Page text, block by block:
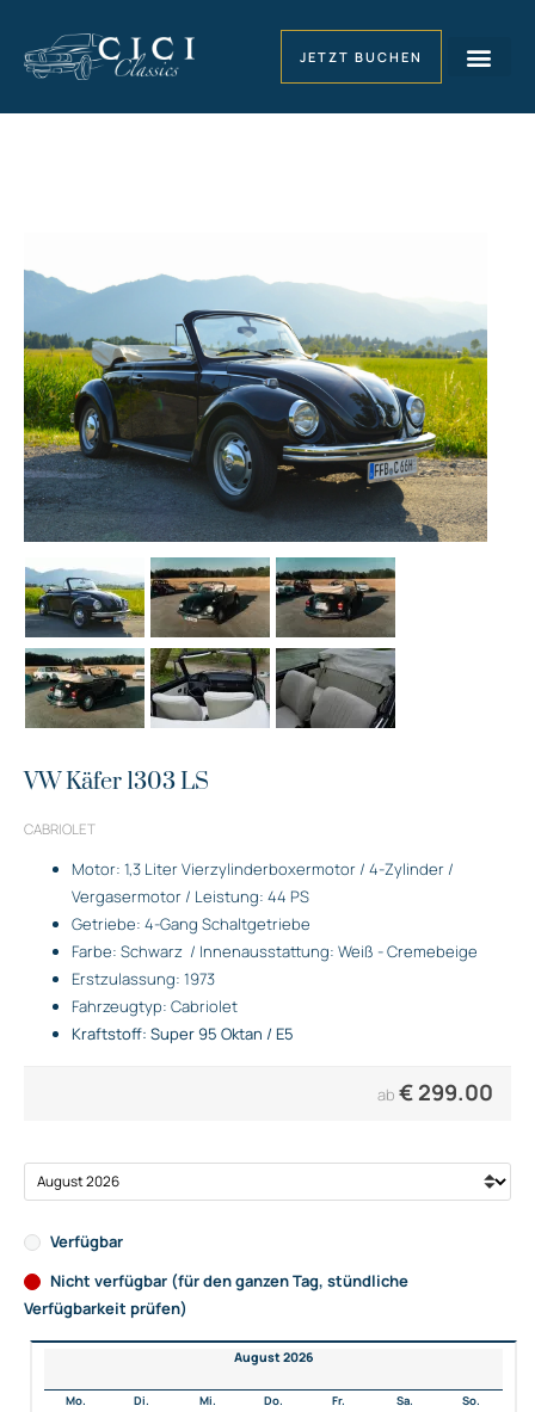
JETZT BUCHEN
VW Käfer 1303 LS
CABRIOLET
Motor: 1,3 Liter Vierzylinderboxermotor / 4-Zylinder /
Vergasermotor / Leistung: 44 PS
Getriebe: 4-Gang Schaltgetriebe
Farbe: Schwarz / Innenausstattung: Weiß - Cremebeige
Erstzulassung: 1973
Fahrzeugtyp: Cabriolet
Kraftstoff: Super 95 Oktan / E5
ab € 299.00
Verfügbar
Nicht verfügbar (für den ganzen Tag, stündliche
Verfügbarkeit prüfen)
August 2026
Mo. Di. Mi. Do. Fr. Sa. So.